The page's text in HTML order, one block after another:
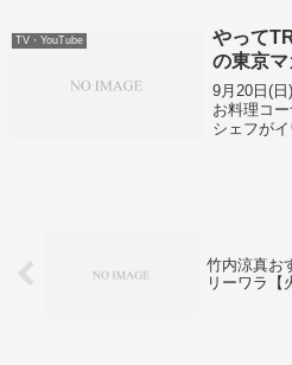
TV・YouTube
やって
の東京マ
9月20日(
お料理コ
シェフが
竹内涼真お
リーワラ【